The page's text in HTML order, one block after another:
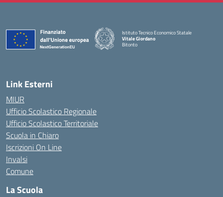
Istituto Tecnico Economico Statale
Vitale Giordano
Bitonto
Link Esterni
MIUR
Ufficio Scolastico Regionale
Ufficio Scolastico Territoriale
Scuola in Chiaro
Iscrizioni On Line
Invalsi
Comune
La Scuola